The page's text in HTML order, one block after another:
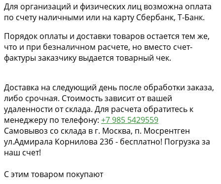
Для организаций и физических лиц возможна оплата
по счету наличными или на карту Сбербанк, Т-Банк.
Порядок оплаты и доставки товаров остается тем же,
что и при безналичном расчете, но вместо счет-
фактуры заказчику выдается товарный чек.
Доставка на следующий день после обработки заказа,
либо срочная. Стоимость зависит от вашей
удаленности от склада. Для расчета обратитесь к
менеджеру по телефону: +7 985 5429559
Самовывоз со склада в г. Москва, п. Мосрентген
ул.Адмирала Корнилова 23б - бесплатно! Погрузка за
наш счет!
С этим товаром покупают